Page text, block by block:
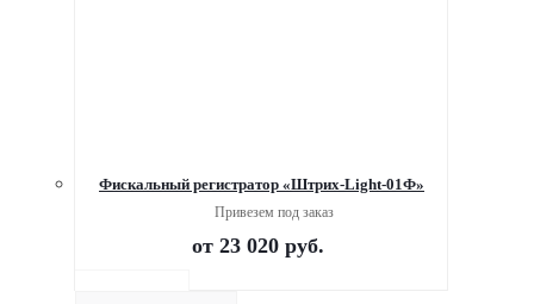
Фискальный регистратор «Штрих-Light-01Ф»
Привезем под заказ
от 23 020 руб.